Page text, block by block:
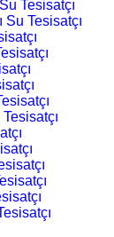
Tesisatçı
Su Tesisatçı